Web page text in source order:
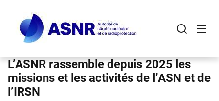
contenu
principal
L’ASNR rassemble depuis 2025 les
missions et les activités de l’ASN et de
l’IRSN